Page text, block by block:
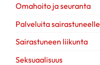
Omahoito ja seuranta
Palveluita sairastuneelle
Sairastuneen liikunta
Seksuaalisuus